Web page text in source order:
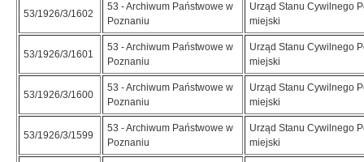
53/1926/3/1602
53 - Archiwum Państwowe w
Poznaniu
Urząd Stanu Cywilnego
miejski
53/1926/3/1601
53 - Archiwum Państwowe w
Poznaniu
Urząd Stanu Cywilnego
miejski
53/1926/3/1600
53 - Archiwum Państwowe w
Poznaniu
Urząd Stanu Cywilnego
miejski
53/1926/3/1599
53 - Archiwum Państwowe w
Poznaniu
Urząd Stanu Cywilnego
miejski